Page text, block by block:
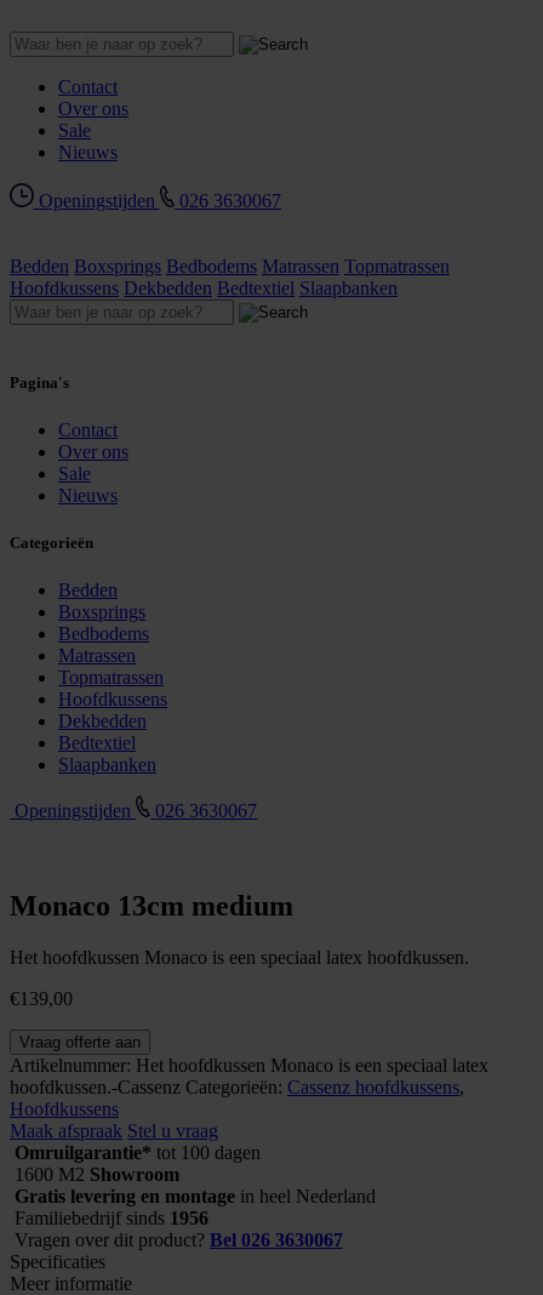
Contact
Over ons
Sale
Nieuws
Openingstijden 026 3630067
Bedden Boxsprings Bedbodems Matrassen Topmatrassen
Hoofdkussens Dekbedden Bedtextiel Slaapbanken
Pagina's
Contact
Over ons
Sale
Nieuws
Categorieën
Bedden
Boxsprings
Bedbodems
Matrassen
Topmatrassen
Hoofdkussens
Dekbedden
Bedtextiel
Slaapbanken
Openingstijden 026 3630067
Monaco 13cm medium
Het hoofdkussen Monaco is een speciaal latex hoofdkussen.
€139,00
Monaco
13cm
medium
aantal
Vraag offerte aan
Artikelnummer: Het hoofdkussen Monaco is een speciaal latex
hoofdkussen.-Cassenz Categorieën: Cassenz hoofdkussens,
Hoofdkussens
Maak afspraak Stel u vraag
Omruilgarantie* tot 100 dagen
1600 M2 Showroom
Gratis levering en montage in heel Nederland
Familiebedrijf sinds 1956
Vragen over dit product? Bel 026 3630067
Specificaties
Meer informatie